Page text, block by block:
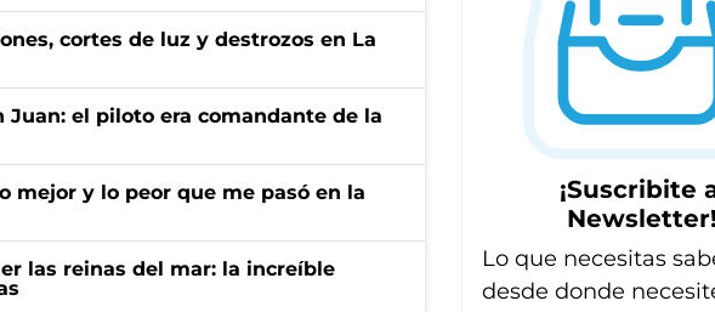
cortes de luz y destrozos en La
Juan: el piloto era comandante de la
mejor y lo peor que me pasó en la
las reinas del mar: la increíble
¡Suscribite
Newsletter!
Lo que necesitas
desde donde